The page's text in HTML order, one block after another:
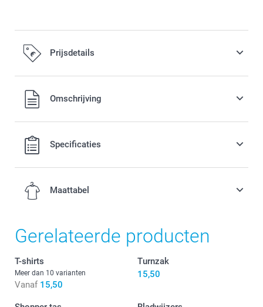
Prijsdetails
Alle prijzen zijn inclusief BTW
Omschrijving
Specificaties
Maattabel
46 cm
Gerelateerde producten
T-shirts
Meer dan 10 varianten
Vanaf 15,50
Turnzak
15,50